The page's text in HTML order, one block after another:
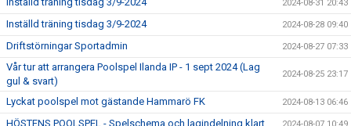
2024-08-31 20:43
Inställd träning tisdag 3/9-2024 2024-08-28 09:40
Driftstörningar Sportadmin 2024-08-27 07:33
Vår tur att arrangera Poolspel Ilanda IP - 1 sept 2024 (Lag
gul & svart)
2024-08-25 23:17
Lyckat poolspel mot gästande Hammarö FK 2024-08-13 06:46
HÖSTENS POOLSPEL - Spelschema och lagindelning klart